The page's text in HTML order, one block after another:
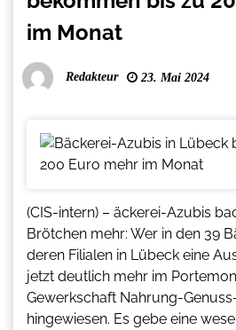
im Monat
Redakteur 23. Mai 2024
(CIS-intern) – äckerei-Azubis
Brötchen mehr: Wer in den 39
deren Filialen in Lübeck eine
jetzt deutlich mehr im
Gewerkschaft Nahrung-
hingewiesen. Es gebe eine